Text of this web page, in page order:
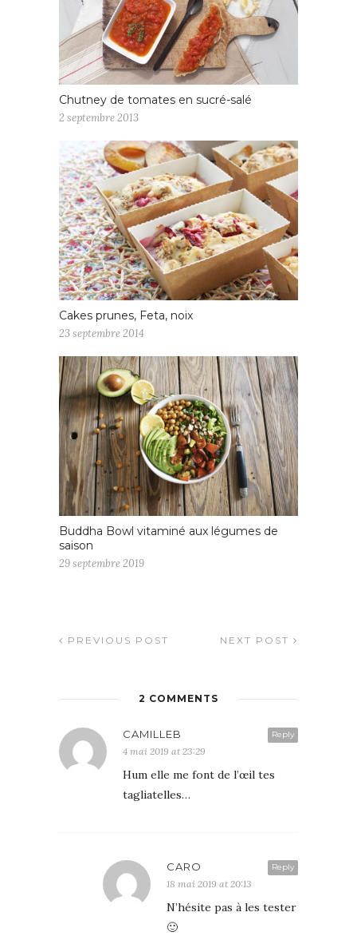
Chutney de tomates en sucré-salé
2 septembre 2013
Cakes prunes, Feta, noix
23 septembre 2014
Buddha Bowl vitaminé aux légumes de
saison
29 septembre 2019
PREVIOUS POST NEXT POST
2 COMMENTS
Reply
CAMILLEB
4 mai 2019 at 23:29
Hum elle me font de l’œil tes
tagliatelles…
Reply
CARO
18 mai 2019 at 20:13
N’hésite pas à les tester
🙂